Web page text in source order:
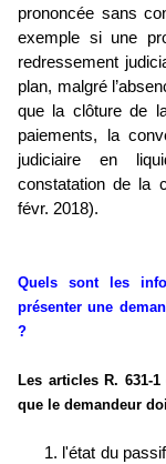
prononcée sans
exemple si une
redressement
plan, malgré
que la clôture de
paiements, la
judiciaire en
constatation de la
févr. 2018).
Quels sont les
présenter une
?
Les articles R. 631-
que le demandeur
l'état du